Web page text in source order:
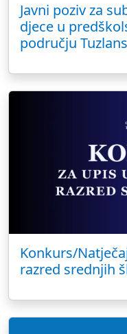
Javni poziv za
djece u
području
Konkurs/
razred srednjih